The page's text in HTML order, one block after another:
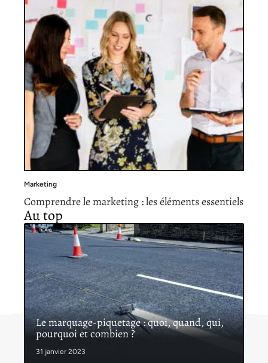
Marketing
Comprendre le marketing : les éléments essentiels
Au top
Le marquage-piquetage : quoi, quand, qui,
pourquoi et combien ?
31 janvier 2023
Contact Mentions légales Sitemap